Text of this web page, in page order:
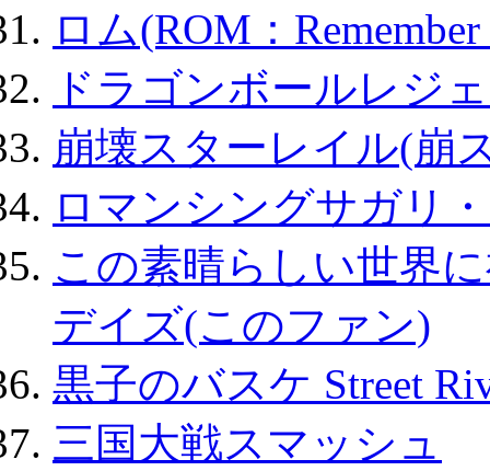
ロム(ROM：
ドラゴンボールレジ
崩壊スターレイル(崩
ロマンシングサガリ
この素晴らしい世界
デイズ(このファン)
黒子のバスケ Street
三国大戦スマッシュ